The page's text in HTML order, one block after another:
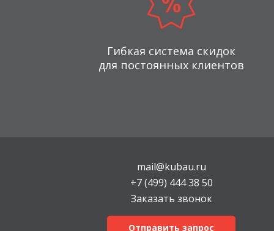
Гибкая система скидок
для постоянных клиентов
mail@kubau.ru
+7 (499) 444 38 50
Заказать звонок
Отправить запрос